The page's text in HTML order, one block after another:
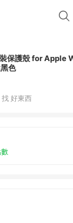
保護殼 for Apple
色
好東西